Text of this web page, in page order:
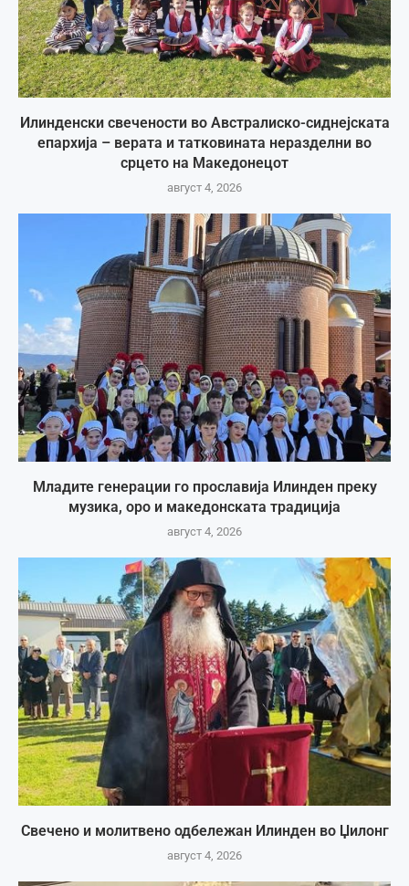
Илинденски свечености во Австралиско-сиднејската
епархија – верата и татковината неразделни во
срцето на Македонецот
август 4, 2026
Младите генерации го прославија Илинден преку
музика, оро и македонската традиција
август 4, 2026
Свечено и молитвено одбележан Илинден во Џилонг
август 4, 2026